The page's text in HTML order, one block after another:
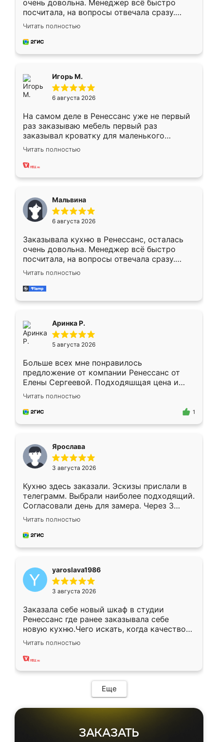
очень довольна. Менеджер всё быстро
посчитала, на вопросы отвечала сразу.
Замерщик приехал в субботу, подошёл к
делу со всей ответственностью. Собрали
за день, ребята работали аккуратно, даже
Читать полностью
Игорь М.
6 августа 2026
На самом деле в Ренессанс уже не первый
раз заказываю мебель первый раз
заказывал кроватку для маленького
ребёнка при его рождении ,во второй раз
заказал шкаф-купе. По качеству очень
хорошее сборка достаточно быстрая,
меньше, здесь же он более разнообразный.
Мне нравится ,если что-то потребуется из
мебели буду заказывать только здесь.
Читать полностью
Мальвина
6 августа 2026
Заказывала кухню в Ренессанс, осталась
очень довольна. Менеджер всё быстро
посчитала, на вопросы отвечала сразу.
Замерщик приехал в субботу, подошёл к
делу со всей ответственностью. Собрали
за день, ребята работали аккуратно, даже
Читать полностью
Аринка Р.
5 августа 2026
Больше всех мне понравилось
предложение от компании Ренессанс от
Елены Сергеевой. Подходяшщая цена и
короткие сроки изготовления. Приехавший
для замера сотрудник Владислав
предложил по моему эскизу самый
Читать полностью
1
Ярослава
3 августа 2026
Кухню здесь заказали. Эскизы прислали в
телеграмм. Выбрали наиболее подходящий.
Согласовали день для замера. Через 3
недели кухня была уже готова. Остались
довольны работой. Спасибо Ренессанс
мебель за качественную работу!
Читать полностью
yaroslava1986
3 августа 2026
Заказала себе новый шкаф в студии
Ренессанс где ранее заказывала себе
новую кухню.Чего искать, когда качеством
вполне довольна. Служит кухня уже почти
два года, нареканий нет.
Читать полностью
Еще
ЗАКАЗАТЬ